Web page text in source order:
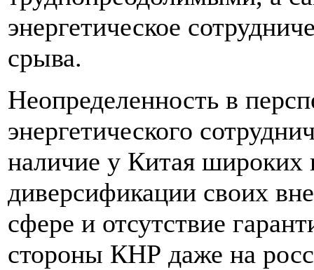
энергетическое
срыва.
Неопределенность в
энергетического
наличие у Китая широких
диверсификации своих
сфере и отсутствие
стороны КНР даже на